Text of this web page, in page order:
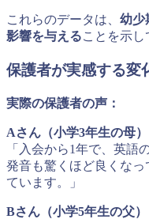
これらのデータは、 幼少
影響を与えることを示し
保護者が実感する変
実際の保護者の声：
Aさん（小学3年生の母）
「入会から1年で、英語
発音も驚くほど良くな
ています。」
Bさん（小学5年生の父）